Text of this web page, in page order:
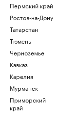
Пермский край
Ростов-на-Дону
Татарстан
Тюмень
Черноземье
Кавказ
Карелия
Мурманск
Приморский
край